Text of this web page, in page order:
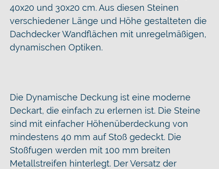
40x20 und 30x20 cm. Aus diesen Steinen
verschiedener Länge und Höhe gestalteten die
Dachdecker Wandflächen mit unregelmäßigen,
dynamischen Optiken.
Die Dynamische Deckung ist eine moderne
Deckart, die einfach zu erlernen ist. Die Steine
sind mit einfacher Höhenüberdeckung von
mindestens 40 mm auf Stoß gedeckt. Die
Stoßfugen werden mit 100 mm breiten
Metallstreifen hinterlegt. Der Versatz der